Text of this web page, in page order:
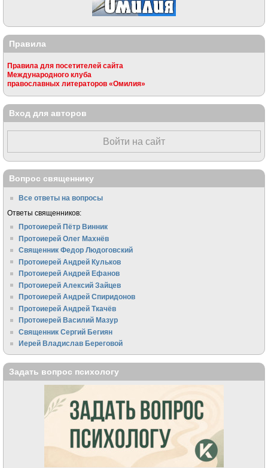
Правила
Правила для посетителей сайта
Международного клуба
православных литераторов «Омилия»
Вход для авторов
Войти на сайт
Вопрос священнику
Все ответы на вопросы
Ответы священников:
Протоиерей Пётр Винник
Протоиерей Олег Махнёв
Священник Федор Людоговский
Протоиерей Андрей Кульков
Протоиерей Андрей Ефанов
Протоиерей Алексий Зайцев
Протоиерей Андрей Спиридонов
Протоиерей Андрей Ткачёв
Протоиерей Василий Мазур
Священник Сергий Бегиян
Иерей Владислав Береговой
Задать вопрос психологу